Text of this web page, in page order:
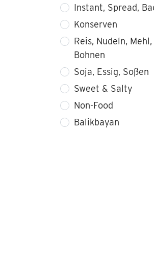
Instant, Spread,
Konserven
Reis, Nudeln, Mehl,
Bohnen
Soja, Essig, Soßen
Sweet & Salty
Non-Food
Balikbayan